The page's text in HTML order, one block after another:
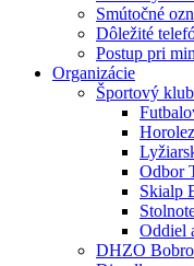
Smútočné
Dôležité
Postup pri
Organizácie
Športový
Odbor
Skialp
Oddiel
DHZO